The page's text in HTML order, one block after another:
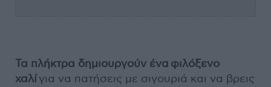
Τα πλήκτρα δημιουργούν ένα φιλόξενο
χαλίγια να πατήσεις με σιγουριά και να βρεις